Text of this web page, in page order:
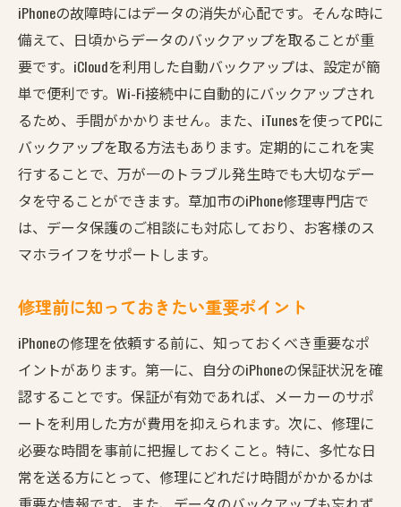
専門家に依頼するメリットと安心感
修理訪問サービスが提供する利便性
修理費用を抑えるための工夫
初めての修理でも安心の流れ
修理後に期待できるサポート内容
草加市であなたのスマホライフを守るiPhone修理
の極意
長持ちさせるためのメンテナンス術
スマホライフを充実させる最新情報
故障の際に相談できる専門家の存在
修理技術の進化とその恩恵
地元で安心して頼れる修理店の特徴
iPhoneの故障時にはデータの消失が心配です。そんな時に
備えて、日頃からデータのバックアップを取ることが重
要です。iCloudを利用した自動バックアップは、設定が簡
単で便利です。Wi-Fi接続中に自動的にバックアップされ
るため、手間がかかりません。また、iTunesを使ってPCに
バックアップを取る方法もあります。定期的にこれを実
行することで、万が一のトラブル発生時でも大切なデー
タを守ることができます。草加市のiPhone修理専門店で
は、データ保護のご相談にも対応しており、お客様のス
マホライフをサポートします。
修理前に知っておきたい重要ポイント
iPhoneの修理を依頼する前に、知っておくべき重要なポ
イントがあります。第一に、自分のiPhoneの保証状況を確
認することです。保証が有効であれば、メーカーのサポ
ートを利用した方が費用を抑えられます。次に、修理に
必要な時間を事前に把握しておくこと。特に、多忙な日
常を送る方にとって、修理にどれだけ時間がかかるかは